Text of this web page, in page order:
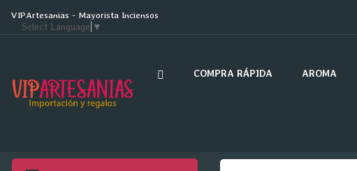
VIPArtesanias - Mayorista Inciensos
Select Language ▼
COMPRA RÁPIDA AROMA